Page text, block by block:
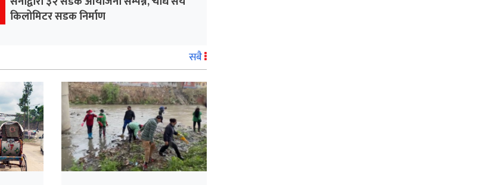
किलोमिटर सडक निर्माण
सबै